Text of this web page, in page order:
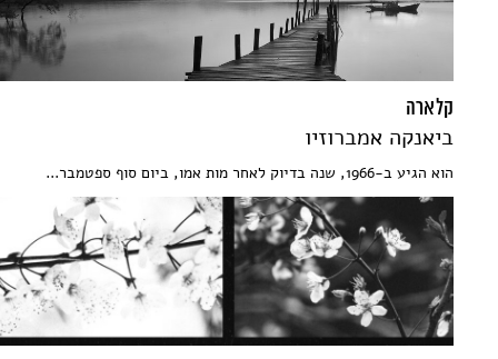
קלארה
ביאנקה אמברוזיו
הוא הגיע ב-1966, שנה בדיוק לאחר מות אמו, ביום סוף ספטמבר...